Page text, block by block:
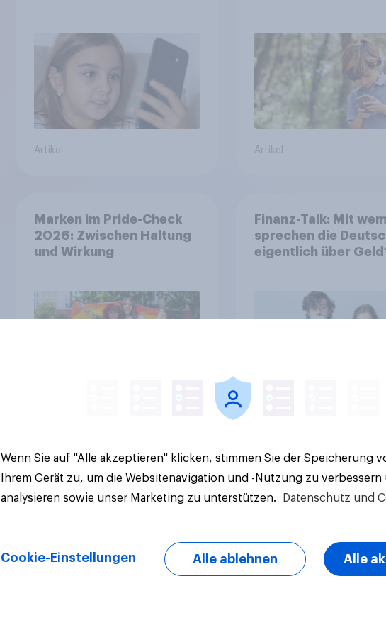
Artikel Artikel
Marken im Pride-Check
2026: Zwischen Haltung
und Wirkung
Finanz-Talk: Mit wem
sprechen die
eigentlich über
Wenn Sie auf "Alle akzeptieren" klicken, stimmen Sie der Speicherung
Ihrem Gerät zu, um die Websitenavigation und -Nutzung zu verbessern
analysieren sowie unser Marketing zu unterstützen.
Datenschutz und
Cookie-Einstellungen Alle ablehnen Alle